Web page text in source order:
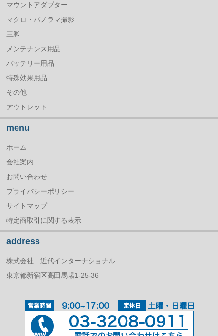
マウントアダプター
マクロ・パノラマ撮影
三脚
メンテナンス用品
バッテリー用品
特殊効果用品
その他
アウトレット
menu
ホーム
会社案内
お問い合わせ
プライバシーポリシー
サイトマップ
特定商取引に関する表示
address
株式会社 近代インターナショナル
東京都新宿区高田馬場1-25-36